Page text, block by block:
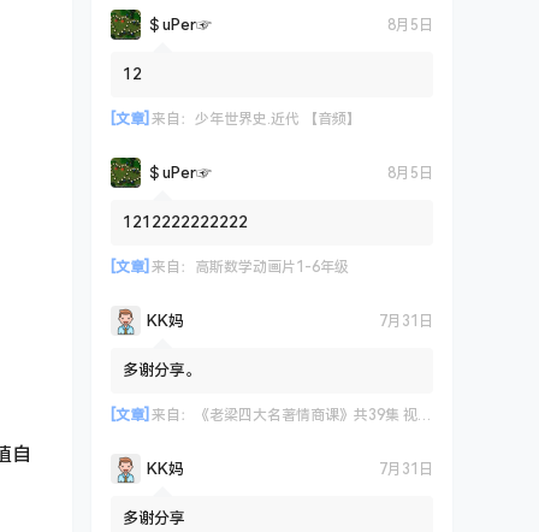
自
＄uΡer☞ 8月5日
12
[文章] 来自： 少年世界史.近代 【音频】
＄uΡer☞ 8月5日
1212222222222
[文章] 来自： 高斯数学动画片1-6年级
KK妈 7月31日
多谢分享。
[文章] 来自： 《老梁四大名著情商课》共39集 视频课程
KK妈 7月31日
多谢分享